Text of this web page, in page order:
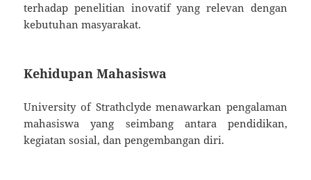
terhadap penelitian inovatif yang relevan dengan
kebutuhan masyarakat.
Kehidupan Mahasiswa
University of Strathclyde menawarkan pengalaman
mahasiswa yang seimbang antara pendidikan,
kegiatan sosial, dan pengembangan diri.